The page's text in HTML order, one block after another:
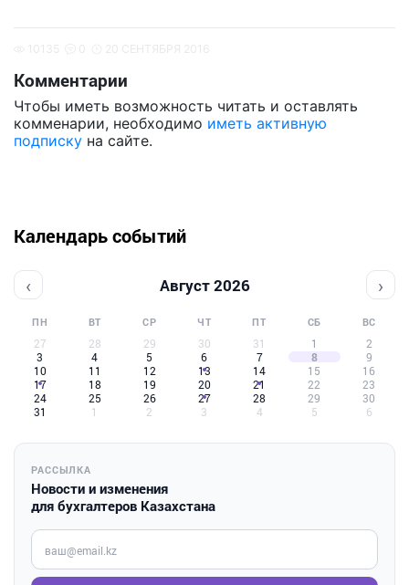
Комментарии
Чтобы иметь возможность читать и оставлять
комменарии, необходимо иметь активную
подписку на сайте.
Календарь событий
‹ Август 2026 ›
ПН ВТ СР ЧТ ПТ СБ ВС
27 28 29 30 31 1
2
3
4 5 6 7 8
9
10
11 12 13 14 15
16
17
18 19 20 21 22
23
24
25 26 27 28 29
30
31
1 2 3 4 5 6
РАССЫЛКА
Новости и изменения
для бухгалтеров Казахстана
Введите ваш e-mail